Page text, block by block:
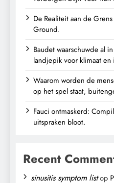
De Realiteit aan de
Ground.
Baudet waarschuwde al
landjepik voor klimaat en
Waarom worden de
op het spel staat,
Fauci ontmaskerd:
uitspraken bloot.
Recent
sinusitis symptom listop